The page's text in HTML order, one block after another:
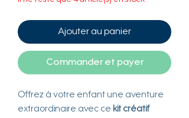
Ajouter au panier
Commander et payer
Offrez à votre enfant une aventure
extraordinaire avec ce kit créatif